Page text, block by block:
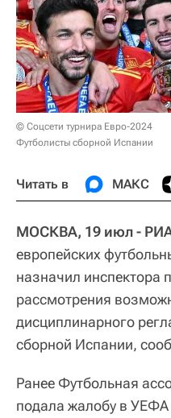
© Соцсети турнира Евро-2024
Футболисты сборной Испании
Читать в МАКС
МОСКВА, 19 июл -
европейских
назначил инспектора
рассмотрения
дисциплинарного
сборной Испании,
Ранее Футбольная
подала жалобу в УЕФА